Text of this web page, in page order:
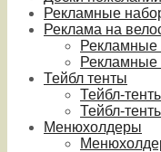
Рекламные
Реклама на
Рекламные
Рекламные
Тейбл тенты
Тейбл-
Тейбл-
Менюхолдеры